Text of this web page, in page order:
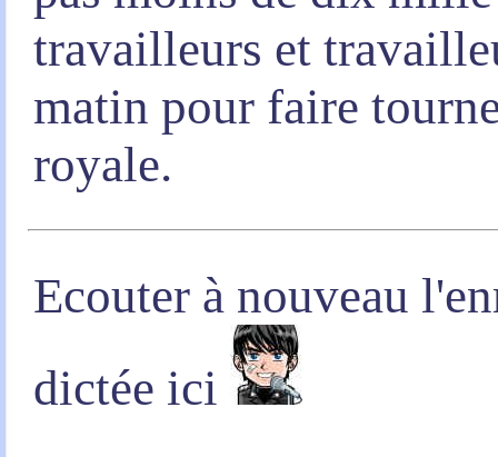
travailleurs et
matin pour faire
royale.
Ecouter à nouveau
dictée ici